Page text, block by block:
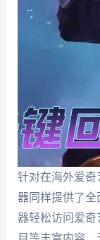
针对在海外爱奇
器同样提供了全
器轻松访问爱奇